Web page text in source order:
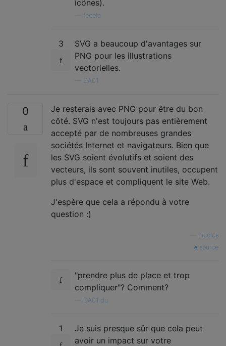
icônes).
feeela
3
SVG a beaucoup d'avantages sur
PNG pour les illustrations
vectorielles.
DA01
0
Je resterais avec PNG pour être du bon
côté. SVG n'est toujours pas entièrement
accepté par de nombreuses grandes
sociétés Internet et navigateurs. Bien que
les SVG soient évolutifs et soient des
vecteurs, ils sont souvent inutiles, occupent
plus d'espace et compliquent le site Web.
J'espère que cela a répondu à votre
question :)
nicolos
source
"prendre plus de place et trop
compliquer"? Comment?
DA01 du
1
Je suis presque sûr que cela peut
avoir un impact sur votre